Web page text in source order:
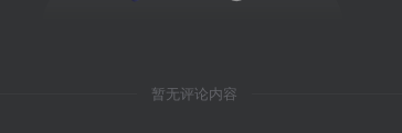
暂无评论内容